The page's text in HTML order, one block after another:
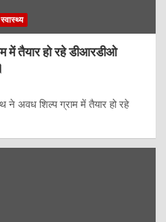
स्वास्थ्य
में तैयार हो रहे डीआरडीओ
अवध शिल्प ग्राम में तैयार हो रहे